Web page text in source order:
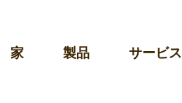
家 製品 サービス